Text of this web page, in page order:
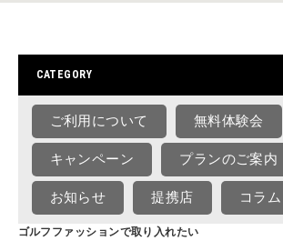
CATEGORY
ご利用について 無料体験会
キャンペーン プランのご案内
お知らせ 提携店 コラム
ゴルフファッションで取り入れたい